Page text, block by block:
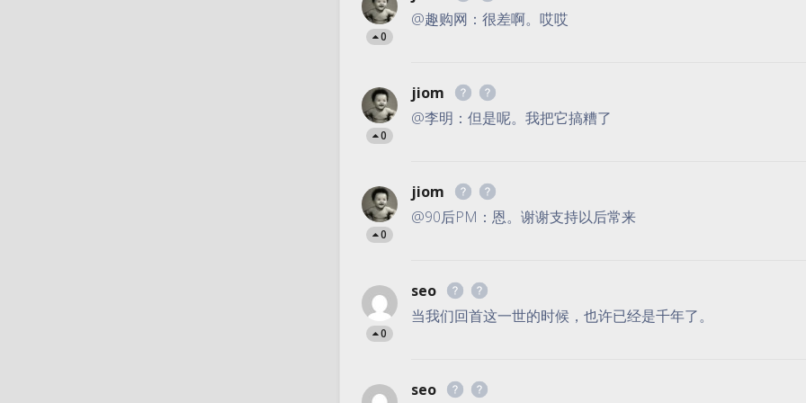
0
@趣购网：很差啊。哎哎
0
jiom
@李明：但是呢。我把它搞糟了
0
jiom
@90后PM：恩。谢谢支持以后常来
0
seo
当我们回首这一世的时候，也许已经是千年了。
seo